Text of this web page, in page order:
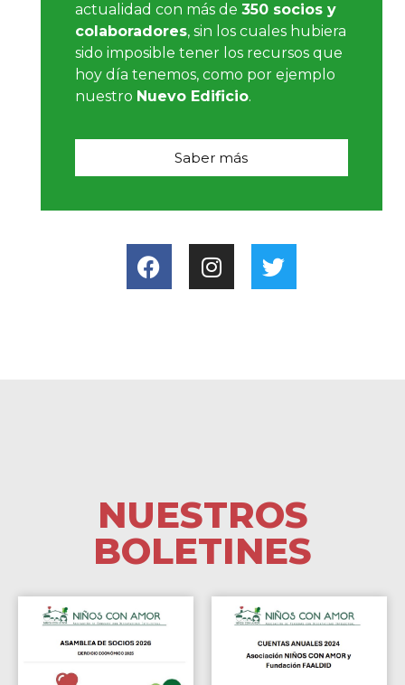
actualidad con más de 350 socios y
colaboradores, sin los cuales hubiera
sido imposible tener los recursos que
hoy día tenemos, como por ejemplo
nuestro Nuevo Edificio.
Saber más
NUESTROS
BOLETINES